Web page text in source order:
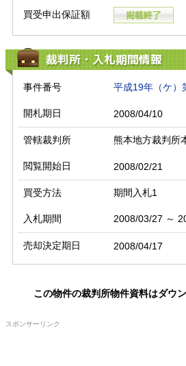
買受申出保証額
裁判所・入札期間情報
事件番号 平成19年（ケ）
開札期日 2008/04/10
管轄裁判所 熊本地方裁判所
閲覧開始日 2008/02/21
買受方法 期間入札1
入札期間 2008/03/27 ～
売却決定期日 2008/04/17
この物件の裁判所物件資料はダウ
スポンサーリンク